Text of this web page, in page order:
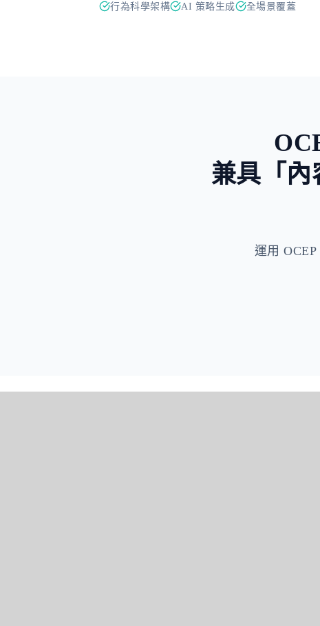
行為科學架構 AI 策略生成 全場景覆蓋
兼具「內
運用